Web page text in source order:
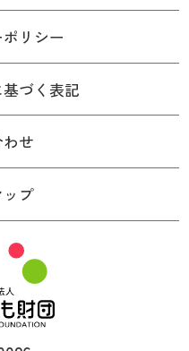
リシー
づく表記
せ
プ